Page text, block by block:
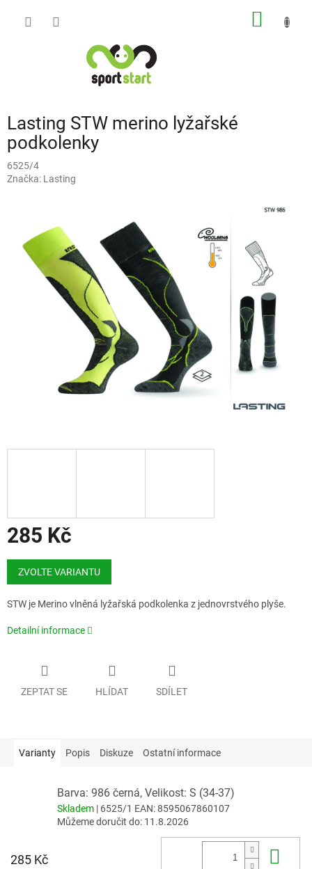
Lasting STW merino lyžařské
podkolenky
6525/4
Značka: Lasting
285 Kč
Měrná
cena:
ZVOLTE VARIANTU
STW je Merino vlněná lyžařská podkolenka z jednovrstvého plyše.
Detailní informace
ZEPTAT SE HLÍDAT SDÍLET
Varianty Popis Diskuze Ostatní informace
Barva: 986 černá, Velikost: S (34-37)
Skladem | 6525/1 EAN:8595067860107
Můžeme doručit do: 11.8.2026
285 Kč